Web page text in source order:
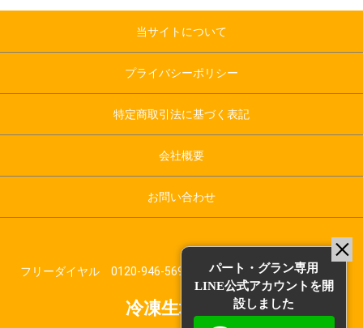
当サイトについて
プライバシーポリシー
特定商取引法に基づく表記
会社概要
お問い合わせ
フリーダイヤル 0120-946-569 受付時間：平日10:00～17:00
冷凍生地.com
パート・グラン専用
LINE公式アカウントを開
設しました